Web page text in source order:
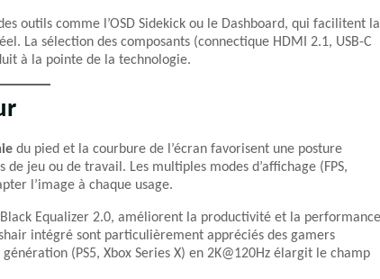
outils comme l’OSD Sidekick ou le Dashboard, qui facilitent la
La sélection des composants (connectique HDMI 2.1, USB-C
à la pointe de la technologie.
du pied et la courbure de l’écran favorisent une posture
jeu ou de travail. Les multiples modes d’affichage (FPS,
l’image à chaque usage.
Black Equalizer 2.0, améliorent la productivité et la performance
intégré sont particulièrement appréciés des gamers
(PS5, Xbox Series X) en 2K@120Hz élargit le champ